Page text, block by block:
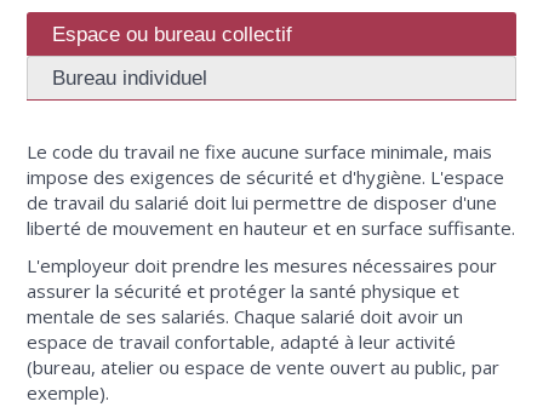
Espace ou bureau collectif
Bureau individuel
Le code du travail ne fixe aucune surface minimale, mais
impose des exigences de sécurité et d'hygiène. L'espace
de travail du salarié doit lui permettre de disposer d'une
liberté de mouvement en hauteur et en surface suffisante.
L'employeur doit prendre les mesures nécessaires pour
assurer la sécurité et protéger la santé physique et
mentale de ses salariés. Chaque salarié doit avoir un
espace de travail confortable, adapté à leur activité
(bureau, atelier ou espace de vente ouvert au public, par
exemple).